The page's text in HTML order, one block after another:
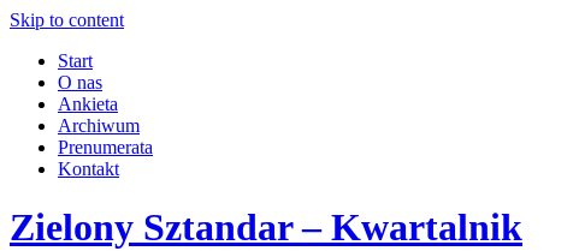
Skip to content
Start
O nas
Ankieta
Archiwum
Prenumerata
Kontakt
Zielony Sztandar – Kwartalnik